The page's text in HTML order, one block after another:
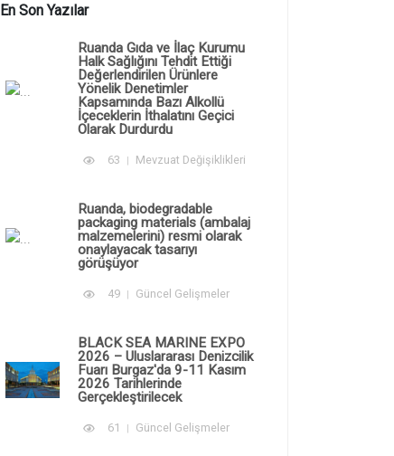
En Son Yazılar
Ruanda Gıda ve İlaç Kurumu
Halk Sağlığını Tehdit Ettiği
Değerlendirilen Ürünlere
Yönelik Denetimler
Kapsamında Bazı Alkollü
İçeceklerin İthalatını Geçici
Olarak Durdurdu
63 Mevzuat Değişiklikleri
Ruanda, biodegradable
packaging materials (ambalaj
malzemelerini) resmi olarak
onaylayacak tasarıyı
görüşüyor
49 Güncel Gelişmeler
BLACK SEA MARINE EXPO
2026 – Uluslararası Denizcilik
Fuarı Burgaz'da 9-11 Kasım
2026 Tarihlerinde
Gerçekleştirilecek
61 Güncel Gelişmeler